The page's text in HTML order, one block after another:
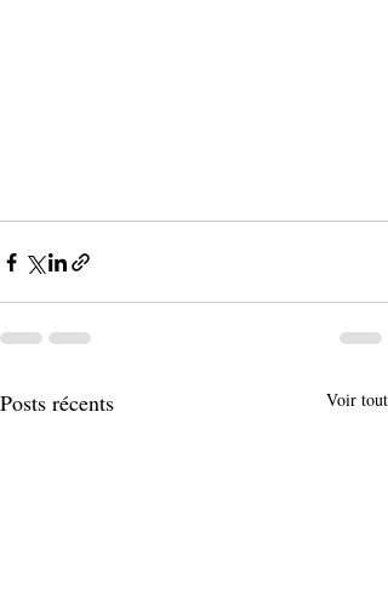
Posts récents Voir tout